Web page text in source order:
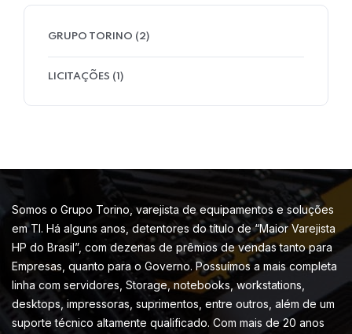
GRUPO TORINO (2)
LICITAÇÕES (1)
Somos o Grupo Torino, varejista de equipamentos e soluções
em TI. Há alguns anos, detentores do título de “Maior Varejista
HP do Brasil”, com dezenas de prêmios de vendas tanto para
Empresas, quanto para o Governo. Possuímos a mais completa
linha com servidores, Storage, notebooks, workstations,
desktops, impressoras, suprimentos, entre outros, além de um
suporte técnico altamente qualificado. Com mais de 20 anos